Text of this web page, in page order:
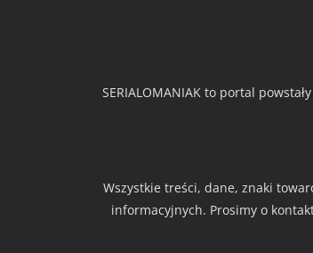
SERIALOMANIAK to portal
Wszystkie treści, dane, znaki
informacyjnych. Prosimy o